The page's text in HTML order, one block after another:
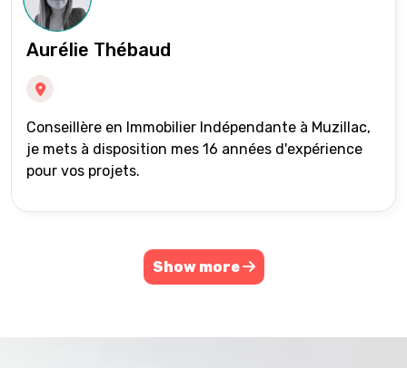
Aurélie Thébaud
Conseillère en Immobilier Indépendante à Muzillac,
je mets à disposition mes 16 années d'expérience
pour vos projets.
Show more